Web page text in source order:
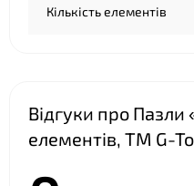
Кількість елементів
Відгуки про Пазли
елементів, ТМ G-